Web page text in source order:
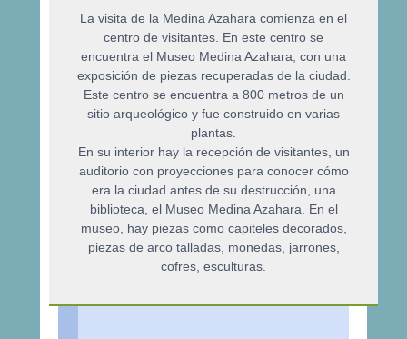
La visita de la Medina Azahara comienza en el
centro de visitantes. En este centro se
encuentra el Museo Medina Azahara, con una
exposición de piezas recuperadas de la ciudad.
Este centro se encuentra a 800 metros de un
sitio arqueológico y fue construido en varias
plantas.
En su interior hay la recepción de visitantes, un
auditorio con proyecciones para conocer cómo
era la ciudad antes de su destrucción, una
biblioteca, el Museo Medina Azahara. En el
museo, hay piezas como capiteles decorados,
piezas de arco talladas, monedas, jarrones,
cofres, esculturas.